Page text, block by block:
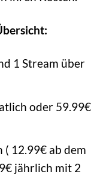
1 Stream über
oder 59.99€
12.99€ ab dem
jährlich mit 2